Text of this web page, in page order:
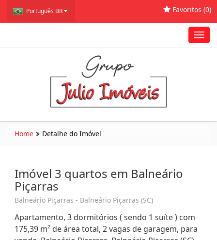
Português BR Favoritos (0)
Home Detalhe do Imóvel
Imóvel 3 quartos em Balneário
Piçarras
Balneário Piçarras - Balneário Piçarras (SC)
Apartamento, 3 dormitórios ( sendo 1 suíte ) com
175,39 m² de área total, 2 vagas de garagem, para